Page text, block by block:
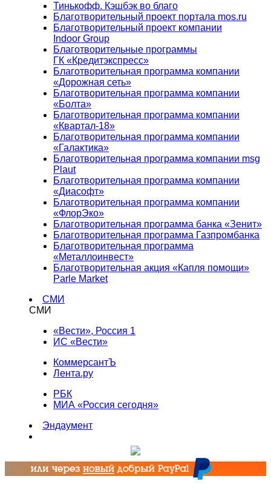
Тинькофф. Кэшбэк во благо
Благотворительный проект портала mos.ru
Благотворительный проект компании
Indoor Group
Благотворительные программы
ГК «Кредитэкспресс»
Благотворительная программа компании
«Дорожная сеть»
Благотворительная программа компании
«Болта»
Благотворительная программа компании
«Квартал-18»
Благотворительная программа компании
«Галактика»
Благотворительная программа компании msg
Plaut
Благотворительная программа компании
«Диасофт»
Благотворительная программа компании
«ФлорЭко»
Благотворительная программа банка «Зенит»
Благотворительная программа Газпромбанка
Благотворительная программа
«Металлоинвест»
Благотворительная акция «Капля помощи»
Parle Market
СМИ
СМИ
«Вести», Россия 1
ИС «Вести»
КоммерсантЪ
Лента.ру
РБК
МИА «Россия сегодня»
Эндаумент